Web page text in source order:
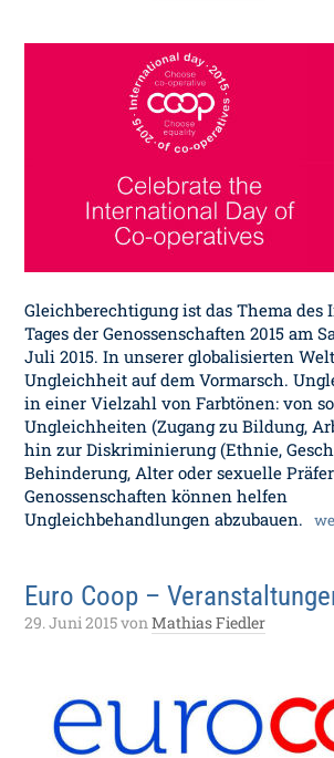
Gleichberechtigung ist das Thema
Tages der Genossenschaften 2015 am
Juli 2015. In unserer globalisierten
Ungleichheit auf dem Vormarsch.
in einer Vielzahl von Farbtönen: von
Ungleichheiten (Zugang zu Bildung,
hin zur Diskriminierung (Ethnie,
Behinderung, Alter oder sexuelle
Genossenschaften können helfen
Ungleichbehandlungen abzubauen.
Euro Coop –
29. Juni 2015vonMathias Fiedler